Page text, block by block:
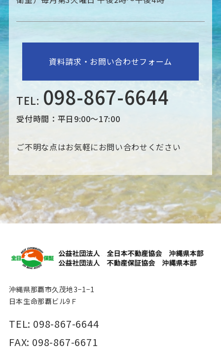
資料請求・お問い合わせフォーム
TEL: 098-867-6644
受付時間：平日9:00～17:00
ご不明な点はお気軽にお問い合わせください
沖縄県那覇市久茂地3−1−1
日本生命那覇ビル9Ｆ
TEL: 098-867-6644
FAX: 098-867-6671